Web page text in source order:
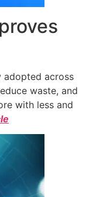
adopted across
waste, and
with less and